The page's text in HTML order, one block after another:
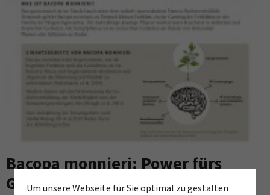
Um unsere Webseite für Sie optimal zu gestalten
Bacopa monnieri: Power fürs
Gehirn